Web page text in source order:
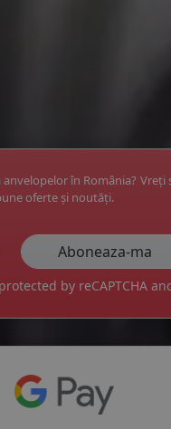
în România?
oferte și noutăți.
by reCAPTCHA